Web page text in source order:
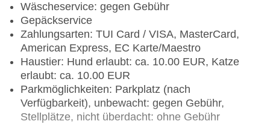
Wäscheservice: gegen Gebühr
Gepäckservice
Zahlungsarten: TUI Card / VISA, MasterCard,
American Express, EC Karte/Maestro
Haustier: Hund erlaubt: ca. 10.00 EUR, Katze
erlaubt: ca. 10.00 EUR
Parkmöglichkeiten: Parkplatz (nach
Verfügbarkeit), unbewacht: gegen Gebühr,
Stellplätze, nicht überdacht: ohne Gebühr